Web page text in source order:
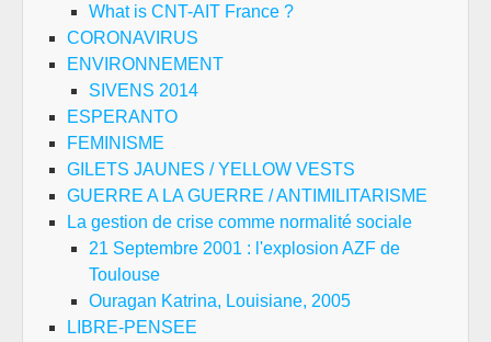
What is CNT-AIT France ?
CORONAVIRUS
ENVIRONNEMENT
SIVENS 2014
ESPERANTO
FEMINISME
GILETS JAUNES / YELLOW VESTS
GUERRE A LA GUERRE / ANTIMILITARISME
La gestion de crise comme normalité sociale
21 Septembre 2001 : l'explosion AZF de
Toulouse
Ouragan Katrina, Louisiane, 2005
LIBRE-PENSEE